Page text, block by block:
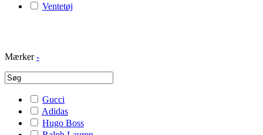
Ventetøj
Mærker -
Gucci
Adidas
Hugo Boss